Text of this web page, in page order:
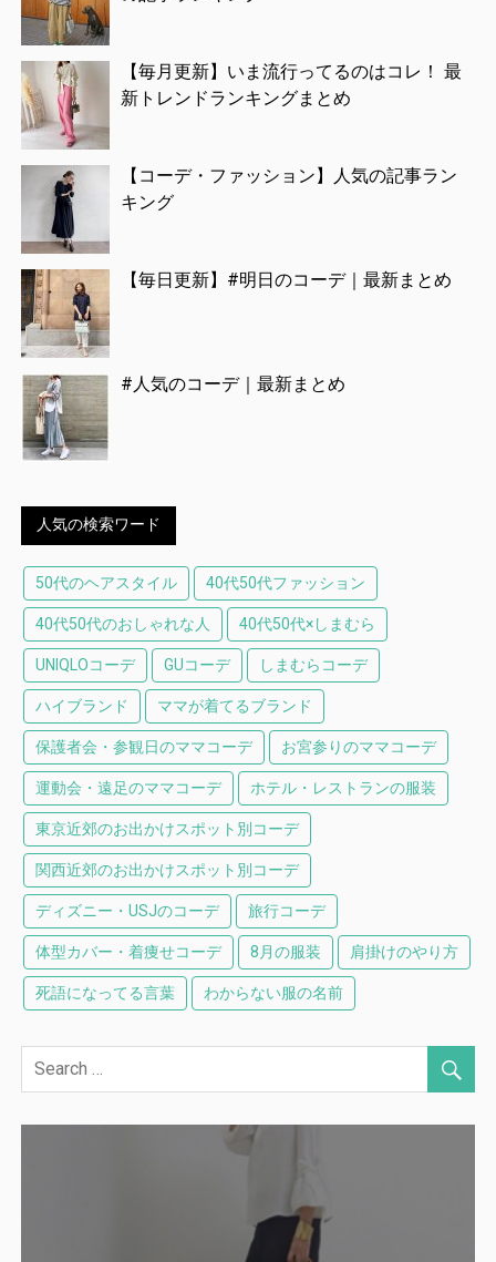
【毎月更新】いま流行ってるのはコレ！ 最
新トレンドランキングまとめ
【コーデ・ファッション】人気の記事ラン
キング
【毎日更新】#明日のコーデ｜最新まとめ
#人気のコーデ｜最新まとめ
人気の検索ワード
50代のヘアスタイル 40代50代ファッション
40代50代のおしゃれな人 40代50代×しまむら
UNIQLOコーデ GUコーデ しまむらコーデ
ハイブランド ママが着てるブランド
保護者会・参観日のママコーデ お宮参りのママコーデ
運動会・遠足のママコーデ ホテル・レストランの服装
東京近郊のお出かけスポット別コーデ
関西近郊のお出かけスポット別コーデ
ディズニー・USJのコーデ 旅行コーデ
体型カバー・着痩せコーデ 8月の服装 肩掛けのやり方
死語になってる言葉 わからない服の名前